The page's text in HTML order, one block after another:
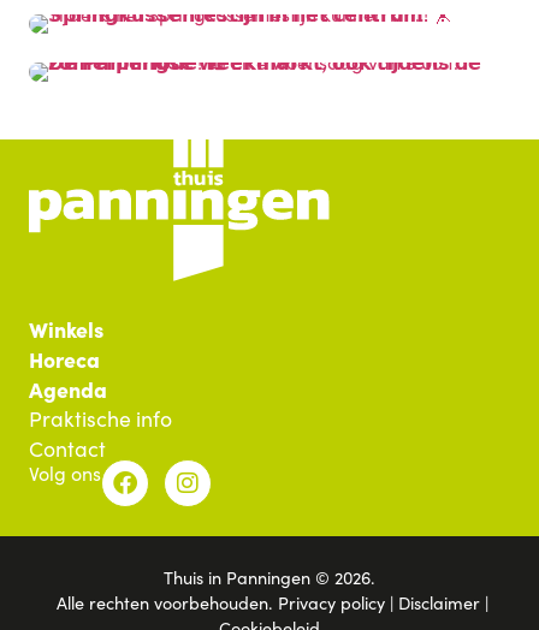
Winkels
Horeca
Agenda
Praktische info
Contact
Volg ons
Thuis in Panningen © 2026.
Alle rechten voorbehouden. Privacy policy| Disclaimer|